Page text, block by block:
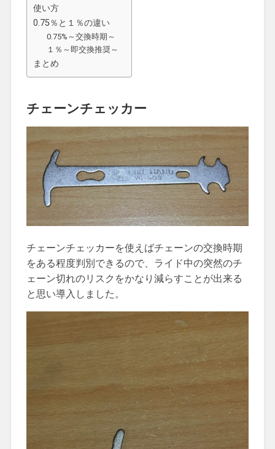
使い方
0.75％と１％の違い
0.75%～交換時期～
１％～即交換推奨～
まとめ
チェーンチェッカー
チェーンチェッカーを使えばチェーンの交換時期
をある程度判別できるので、ライド中の突然のチ
ェーン切れのリスクをかなり減らすことが出来る
と思い導入しました。